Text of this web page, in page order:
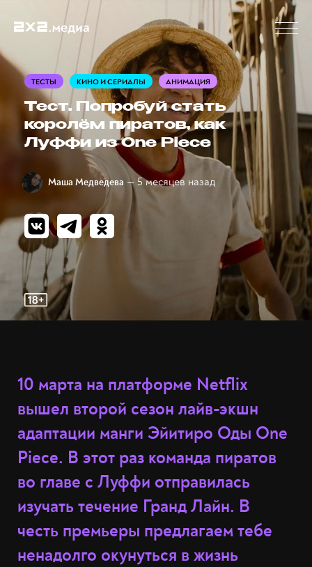
ТЕСТЫ КИНО И СЕРИАЛЫ АНИМАЦИЯ
Тест. Попробуй стать
королём пиратов, как
Луффи из One Piece
Маша Медведева — 5 месяцев назад
10 марта на платформе Netflix
вышел второй сезон лайв-экшн
адаптации манги Эйитиро Оды One
Piece. В этот раз команда пиратов
во главе с Луффи отправилась
изучать течение Гранд Лайн. В
честь премьеры предлагаем тебе
ненадолго окунуться в жизнь